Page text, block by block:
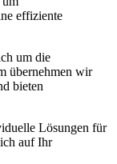
effiziente
um die
übernehmen wir
bieten
Lösungen für
auf Ihr